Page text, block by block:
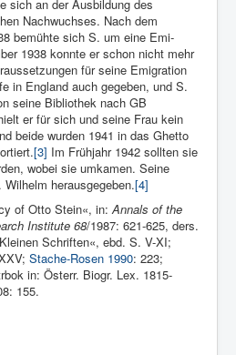
sich an der Ausbildung des
Nachwuchses. Nach dem
bemühte sich S. um eine Emi­
1938 konnte er schon nicht mehr
für seine Emigration
in England auch gegeben, und S.
seine Bibliothek nach GB
er für sich und seine Frau kein
beide wurden 1941 in das Ghetto
[3] Im Frühjahr 1942 sollten sie
wobei sie umkamen. Seine
herausgegeben.[4]
of Otto Stein«, in: Annals of the
Institute 68/1987: 621-625, ders.
Schriften«, ebd. S. V-XI;
Stache-Rosen 1990: 223;
in: Österr. Biogr. Lex. 1815-
155.